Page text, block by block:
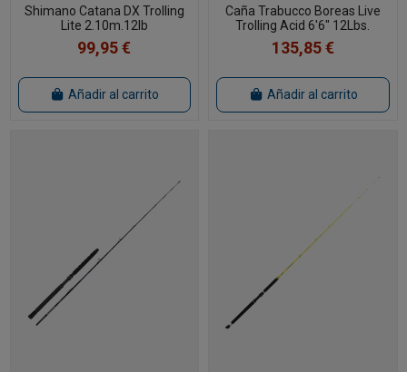
Shimano Catana DX Trolling
Lite 2.10m.12lb
99,95 €
Añadir al carrito
Caña Trabucco Boreas Live
Trolling Acid 6'6" 12Lbs.
135,85 €
Añadir al carrito